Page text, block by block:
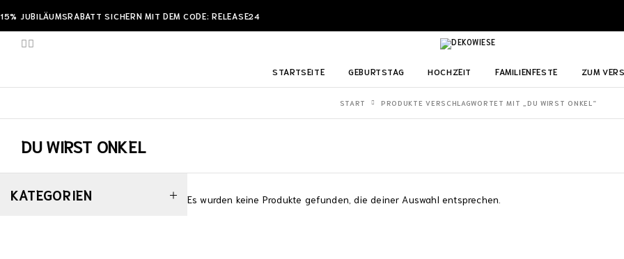
15% JUBILÄUMSRABATT SICHERN MIT DEM CODE: RELEASE24
STARTSEITE GEBURTSTAG HOCHZEIT FAMILIENFESTE ZUM
START PRODUKTE VERSCHLAGWORTET MIT „DU WIRST ONKEL“
DU WIRST ONKEL
KATEGORIEN Es wurden keine Produkte gefunden, die deiner Auswahl entsprechen.